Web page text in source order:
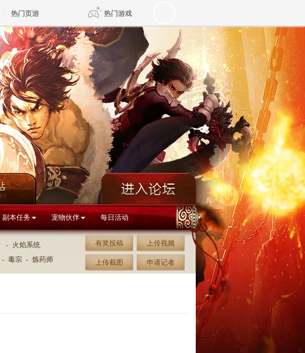
热门页游 热门游戏
魔兽 DNF
天堂 剑网3旗舰版 新天龙八部
王权与自由 诛仙世界 新仙侠5
副本任务 宠物伙伴 每日活动
- 火焰系统
- 毒宗 - 炼药师
有奖投稿 上传视频
上传截图 申请记者